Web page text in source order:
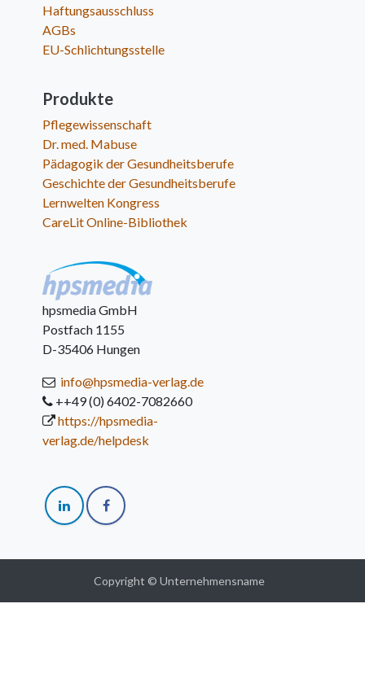
Haftungsausschluss
AGBs
EU-Schlichtungsstelle
Produkte
Pflegewissenschaft
Dr. med. Mabuse
Pädagogik der Gesundheitsberufe
Geschichte der Gesundheitsberufe
Lernwelten Kongress
CareLit Online-Bibliothek
hpsmedia GmbH
Postfach 1155
D-35406 Hungen
info@hpsmedia-verlag.de
++49 (0) 6402-7082660
https://hpsmedia-
verlag.de/helpdesk
Copyright © Unternehmensname